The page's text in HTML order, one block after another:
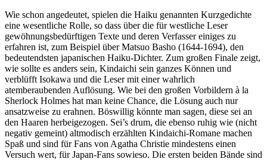
Wie schon angedeutet, spielen die Haiku genannten Kurzgedichte
eine wesentliche Rolle, so dass über die für westliche Leser
gewöhnungsbedürftigen Texte und deren Verfasser einiges zu
erfahren ist, zum Beispiel über Matsuo Basho (1644-1694), den
bedeutendsten japanischen Haiku-Dichter. Zum großen Finale zeigt,
wie sollte es anders sein, Kindaichi sein ganzes Können und
verblüfft Isokawa und die Leser mit einer wahrlich
atemberaubenden Auflösung. Wie bei den großen Vorbildern à la
Sherlock Holmes hat man keine Chance, die Lösung auch nur
ansatzweise zu erahnen. Böswillig könnte man sagen, diese sei an
den Haaren herbeigezogen. Sei’s drum, die ebenso ruhig wie (nicht
negativ gemeint) altmodisch erzählten Kindaichi-Romane machen
Spaß und sind für Fans von Agatha Christie mindestens einen
Versuch wert, für Japan-Fans sowieso. Die ersten beiden Bände sind